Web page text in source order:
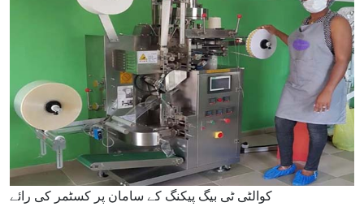
کوالٹی ٹی بیگ پیکنگ کے سامان پر کسٹمر کی رائے